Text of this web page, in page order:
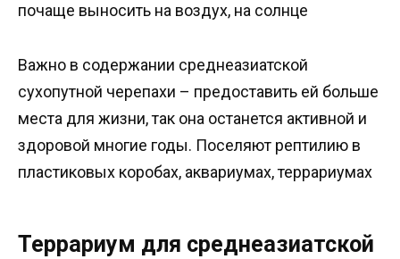
почаще выносить на воздух, на солнце
Важно в содержании среднеазиатской
сухопутной черепахи – предоставить ей больше
места для жизни, так она останется активной и
здоровой многие годы. Поселяют рептилию в
пластиковых коробах, аквариумах, террариумах
Террариум для среднеазиатской